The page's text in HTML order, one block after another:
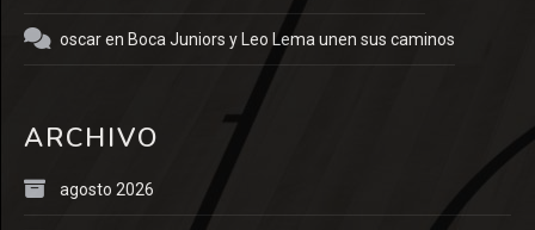
oscaren Boca Juniors y Leo Lema unen sus caminos
ARCHIVO
agosto 2026